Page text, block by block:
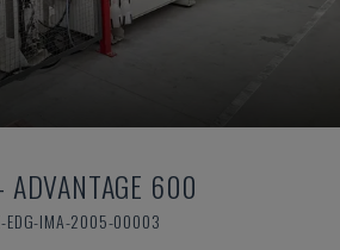
ADVANTAGE 600
EDG-IMA-2005-00003